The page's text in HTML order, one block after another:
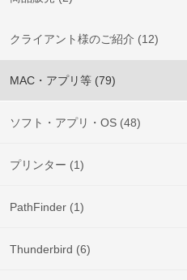
クライアント様のご紹介 (12)
MAC・アプリ等 (79)
ソフト・アプリ・OS (48)
プリンター (1)
PathFinder (1)
Thunderbird (6)